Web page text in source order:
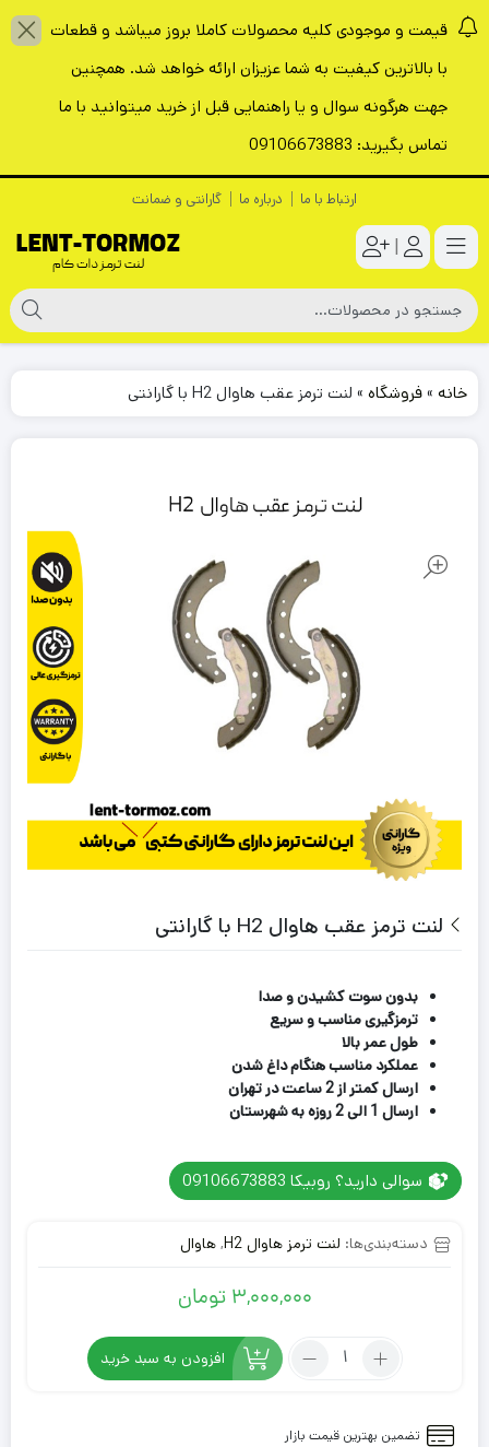
قیمت و موجودی کلیه محصولات کاملا بروز میباشد و قطعات
با بالاترین کیفیت به شما عزیزان ارائه خواهد شد. همچنین
جهت هرگونه سوال و یا راهنمایی قبل از خرید میتوانید با ما
تماس بگیرید: 09106673883
ارتباط با ما درباره ما گارانتی و ضمانت
|
خانه »فروشگاه » لنت ترمز عقب هاوال H2 با گارانتی
لنت ترمز عقب هاوال H2 با گارانتی
بدون سوت کشیدن و صدا
ترمزگیری مناسب و سریع
طول عمر بالا
عملکرد مناسب هنگام داغ شدن
ارسال کمتر از 2 ساعت در تهران
ارسال 1 الی 2 روزه به شهرستان
سوالی دارید؟ روبیکا 09106673883
دسته‌بندی‌ها: لنت ترمز هاوال H2 , هاوال
3,000,000 تومان
تعداد:
عقب
افزودن به سبد خرید
تضمین بهترین قیمت بازار